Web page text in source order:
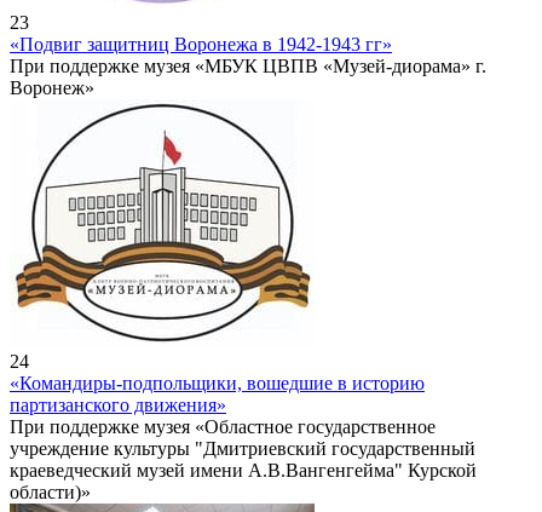
23
«Подвиг защитниц Воронежа в 1942-1943 гг»
При поддержке музея «МБУК ЦВПВ «Музей-диорама» г.
Воронеж»
24
«Командиры-подпольщики, вошедшие в историю
партизанского движения»
При поддержке музея «Областное государственное
учреждение культуры "Дмитриевский государственный
краеведческий музей имени А.В.Вангенгейма" Курской
области)»